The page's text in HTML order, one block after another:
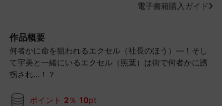
電子書籍購入ガイド
作品概要
何者かに命を狙われるエクセル（社長のほう）―！そし
て宇美と一緒にいるエクセル（照葉）は街で何者かに誘
拐され…！？
ポイント 2 ％ 10pt